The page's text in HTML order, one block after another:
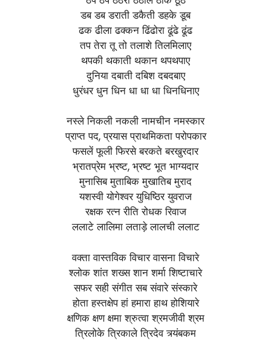
डब डब डराती डकैती डहके डूब
ढक ढीला ढक्कन ढिंढोरा ढूंढे ढूंढ
तप तेरा तू तो तलाशे तिलमिलाए
थपकी थकाती थकान थपथपाए
दुनिया दबाती दबिश दबदबाए
धुरंधर धुन धिन धा धा धा धिनधिनाए
नस्ले निकली नकली नामचीन नमस्कार
प्राप्त पद, प्रयास प्राथमिकता परोपकार
फसलें फूली फिरसे बरकते बरखुरदार
भ्रातप्रेम भ्रष्ट, भ्रष्ट भूत भाग्यदार
मुनासिब मुताबिक मुखातिब मुराद
यशस्वी योगेश्वर युधिष्ठिर युवराज
रक्षक रत्न रीति रोधक रिवाज
ललाटे लालिमा लताड़े लालची ललाट
वक्ता वास्तविक विचार वासना विचारे
श्लोक शांत शख्स शान शर्मा शिष्टाचारे
सफर सही संगीत सब संवारे संस्कारे
होता हस्तक्षेप हां हमारा हाथ होशियारे
क्षणिक क्षण क्षमा श्रुत्वा श्रमजीवी श्रम
त्रिलोके त्रिकाले त्रिदेव त्र्यंबकम